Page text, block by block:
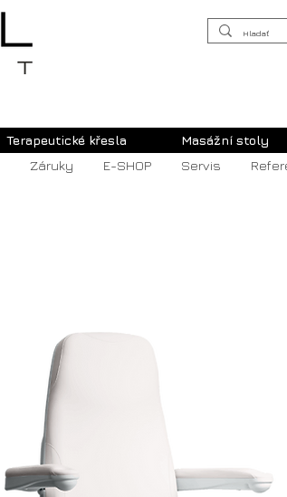
Terapeutické křesla Masážní stoly
Záruky E-SHOP Servis